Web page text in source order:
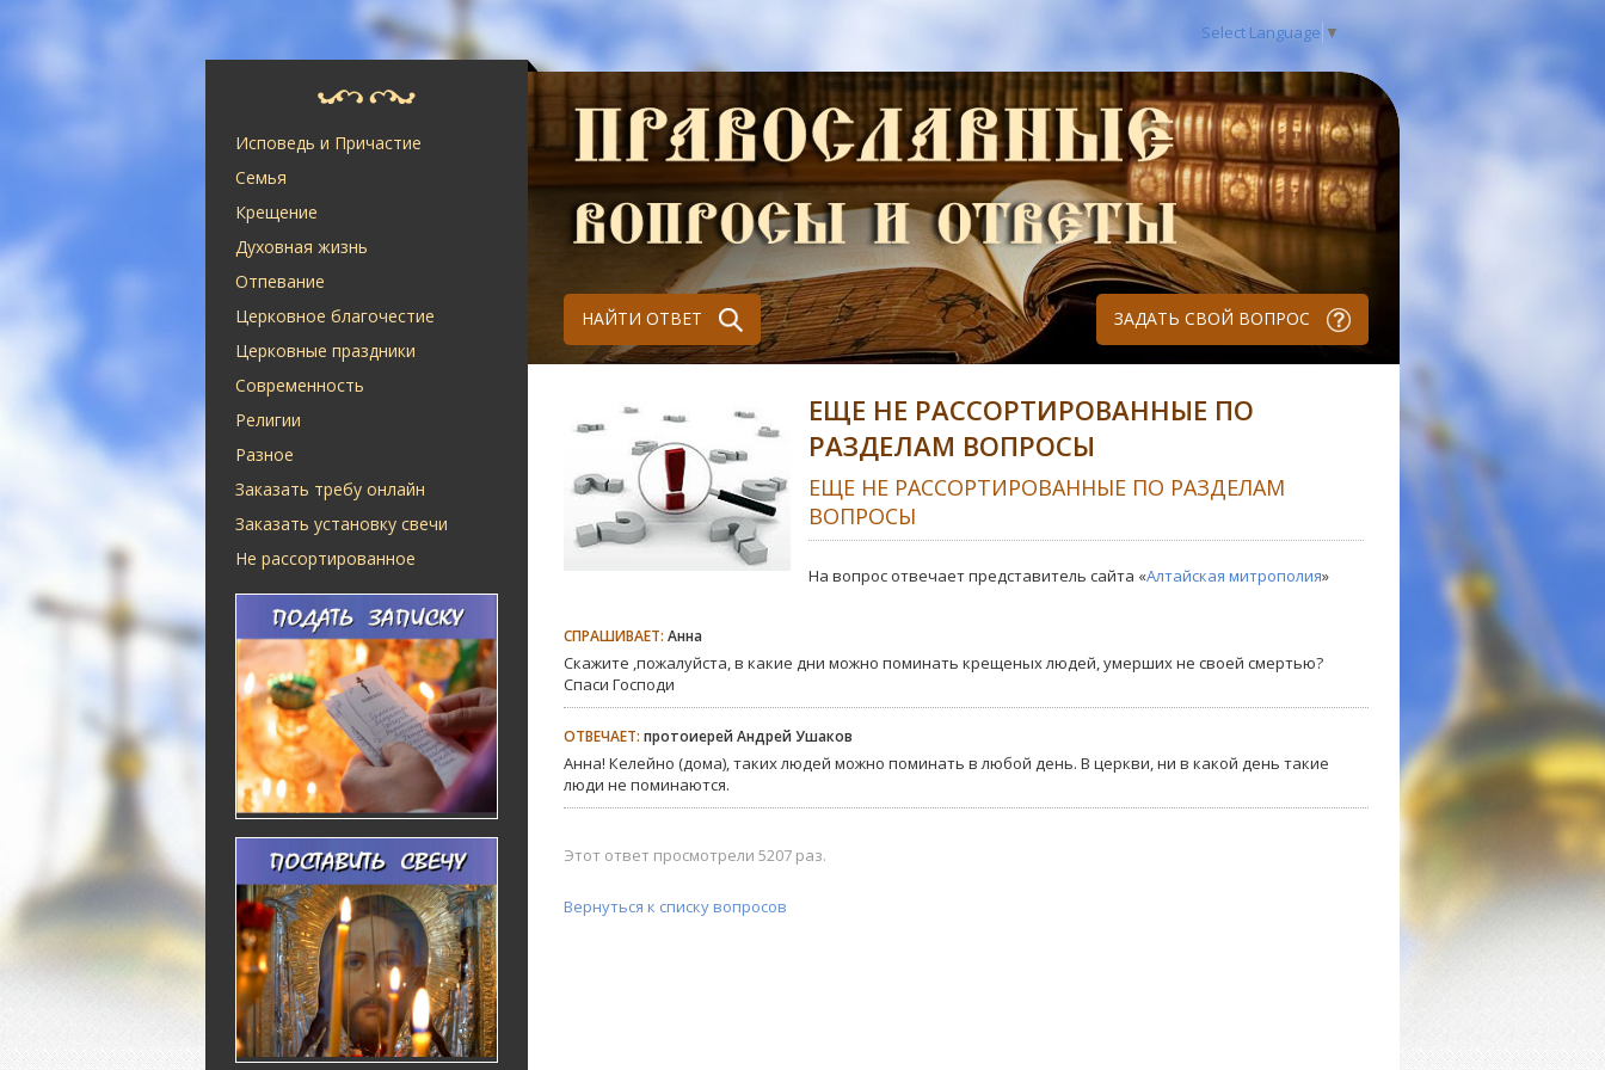
Select Language ▼
Исповедь и Причастие
Семья
Крещение
Духовная жизнь
Отпевание
Церковное благочестие
Церковные праздники
Современность
Религии
Разное
Заказать требу онлайн
Заказать установку свечи
Не рассортированное
НАЙТИ ОТВЕТ ЗАДАТЬ СВОЙ ВОПРОС
ЕЩЕ НЕ РАССОРТИРОВАННЫЕ ПО
РАЗДЕЛАМ ВОПРОСЫ
ЕЩЕ НЕ РАССОРТИРОВАННЫЕ ПО РАЗДЕЛАМ
ВОПРОСЫ
На вопрос отвечает представитель сайта «Алтайская митрополия»
СПРАШИВАЕТ: Анна
Скажите ,пожалуйста, в какие дни можно поминать крещеных людей, умерших не своей смертью?
Спаси Господи
ОТВЕЧАЕТ: протоиерей Андрей Ушаков
Анна! Келейно (дома), таких людей можно поминать в любой день. В церкви, ни в какой день такие
люди не поминаются.
Этот ответ просмотрели 5207 раз.
Вернуться к списку вопросов